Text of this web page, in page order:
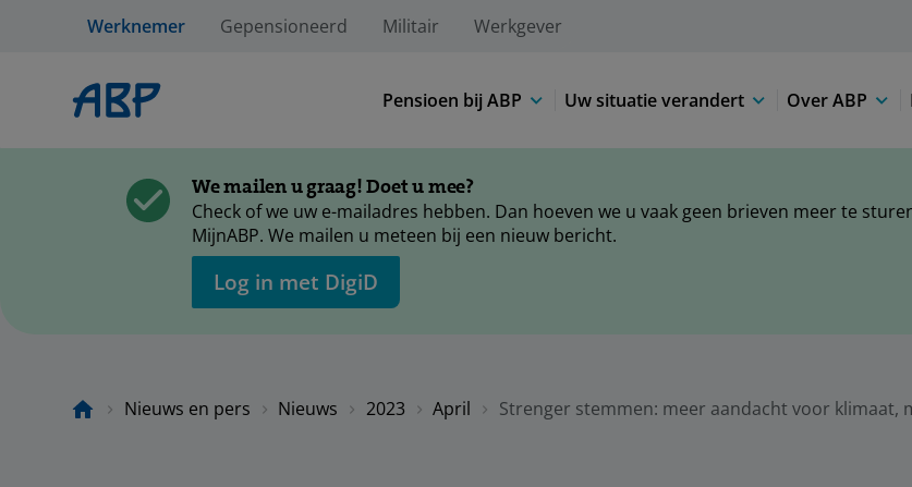
Werknemer Gepensioneerd Militair Werkgever
Pensioen bij ABP Uw situatie verandert Over ABP
We mailen u graag! Doet u mee?
Check of we uw e-mailadres hebben. Dan hoeven we u vaak geen brieven meer te
MijnABP. We mailen u meteen bij een nieuw bericht.
Log in met DigiD
Nieuws en pers Nieuws 2023 April Strenger stemmen: meer aandacht voor klimaat,